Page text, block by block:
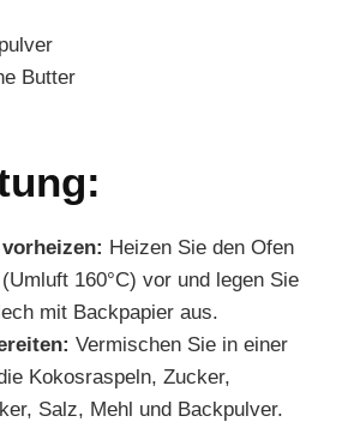
Butter
Heizen Sie den Ofen
160°C) vor und legen Sie
mit Backpapier aus.
Vermischen Sie in einer
Kokosraspeln, Zucker,
Salz, Mehl und Backpulver.